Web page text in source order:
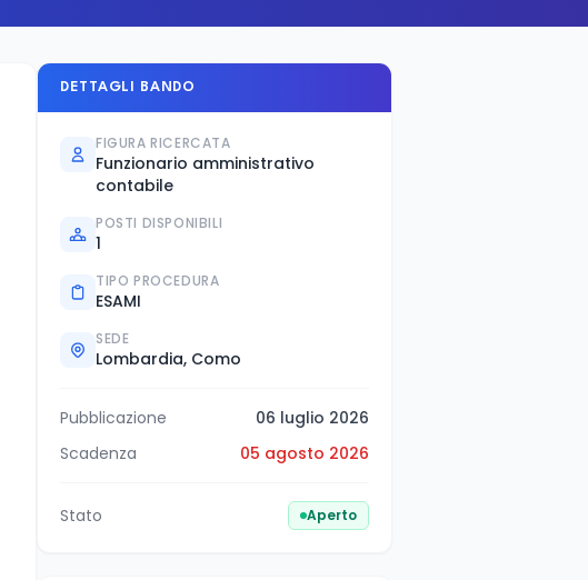
DETTAGLI BANDO
FIGURA RICERCATA
Funzionario amministrativo
contabile
POSTI DISPONIBILI
1
TIPO PROCEDURA
ESAMI
SEDE
Lombardia, Como
Pubblicazione
06 luglio 2026
Scadenza
05 agosto 2026
Stato Aperto